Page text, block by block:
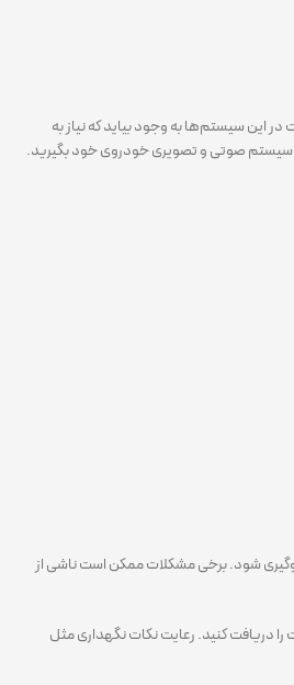
این سیستم‌ها به وجود بیاید که نیاز به
سیستم صوتی و تصویری خودروی خود بگیرید.
شود. برخی مشکلات ممکن است ناشی از
دریافت کنید. رعایت نکات نگهداری مثل